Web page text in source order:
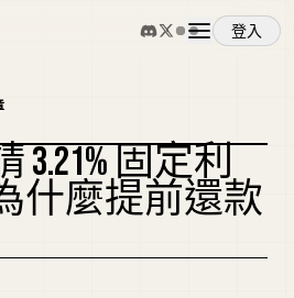
登入
3 個理由
3. 它能作為應急資金，應付突如其來的醫療、教育或轉職費用
複刻封面
3.21% 固定利
什麼提前還款